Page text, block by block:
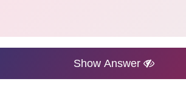
Show Answer